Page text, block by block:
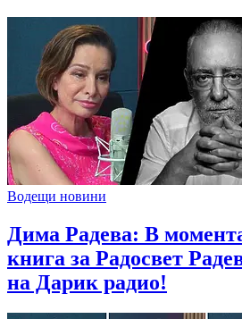
Водещи новини
Дима Радева: В
книга за Радосвет
на Дарик радио!